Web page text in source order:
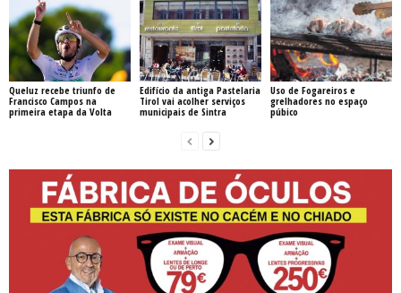
Queluz recebe triunfo de
Francisco Campos na
primeira etapa da Volta
Edifício da antiga Pastelaria
Tirol vai acolher serviços
municipais de Sintra
Uso de Fogareiros e
grelhadores no espaço
púbico